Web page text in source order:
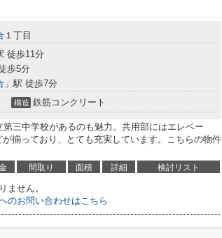
１丁目
徒歩11分
歩5分
」駅 徒歩7分
構造 鉄筋コンクリート
三中学校があるのも魅力。共用部にはエレベー
揃っており、とても充実しています。こちらの物件
間取り 面積 詳細 検討リスト
ません。
のお問い合わせはこちら